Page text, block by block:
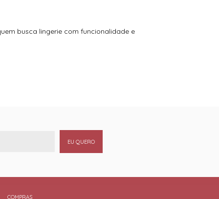
busca lingerie com funcionalidade e
EU QUERO
COMPRAS